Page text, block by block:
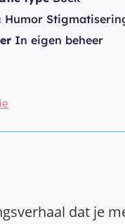
Humor
In eigen beheer
dat je